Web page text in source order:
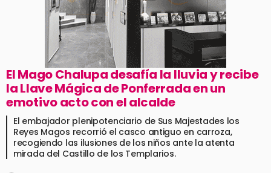
El Mago Chalupa desafía la lluvia y recibe
la Llave Mágica de Ponferrada en un
emotivo acto con el alcalde
El embajador plenipotenciario de Sus Majestades los
Reyes Magos recorrió el casco antiguo en carroza,
recogiendo las ilusiones de los niños ante la atenta
mirada del Castillo de los Templarios.